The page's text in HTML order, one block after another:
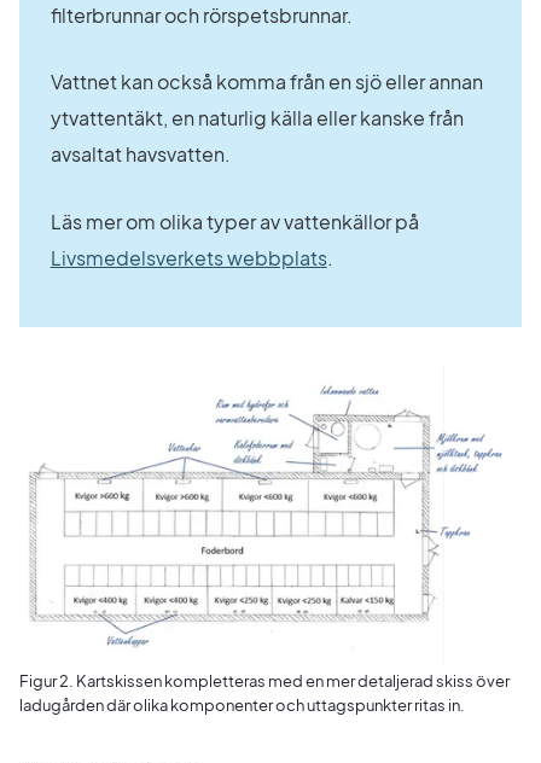
filterbrunnar och rörspetsbrunnar.
Vattnet kan också komma från en sjö eller annan
ytvattentäkt, en naturlig källa eller kanske från
avsaltat havsvatten.
Livsmedelsverkets webbplatsLänk till annan
.
Figur 2. Kartskissen kompletteras med en mer detaljerad skiss över
ladugården där olika komponenter och uttagspunkter ritas in.